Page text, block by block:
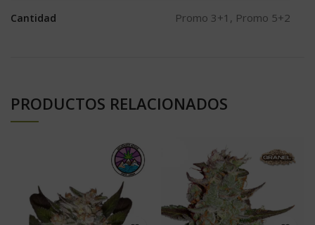
Cantidad Promo 3+1, Promo 5+2
PRODUCTOS RELACIONADOS